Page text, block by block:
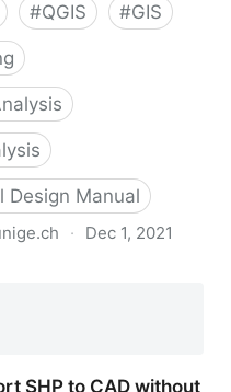
#QGIS #GIS
Design Manual
· Dec 1, 2021
SHP to CAD without